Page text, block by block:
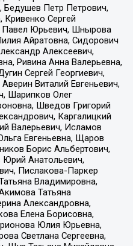
Бедушев Петр Петрович,
Кривенко Сергей
Павел Юрьевич, Шнырова
Айратовна, Сидорович
Алексеевич,
Ривина Анна Валерьевна,
Сергей Георгиевич,
Виталий Евгеньевич,
Шарипков Олег
Шведов Григорий
Каргалицкий
Валерьевич, Исламов
Евгеньевна, Щаров
Борис Альбертович,
Юрий Анатольевич,
Пислакова-Паркер
Владимировна,
Татьяна
Александровна,
Елена Борисовна,
Юлия Юрьевна,
Светлана Сергеевна,